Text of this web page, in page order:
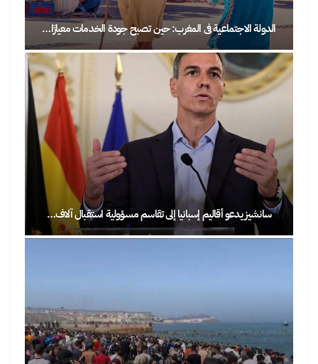
الدولة الاجتماعية في المغرب: حين تصبح جودة الخدمات معيارًا…
سانشيز يدعو أقاليم إسبانيا إلى تقاسم مسؤولية استقبال آلاف…